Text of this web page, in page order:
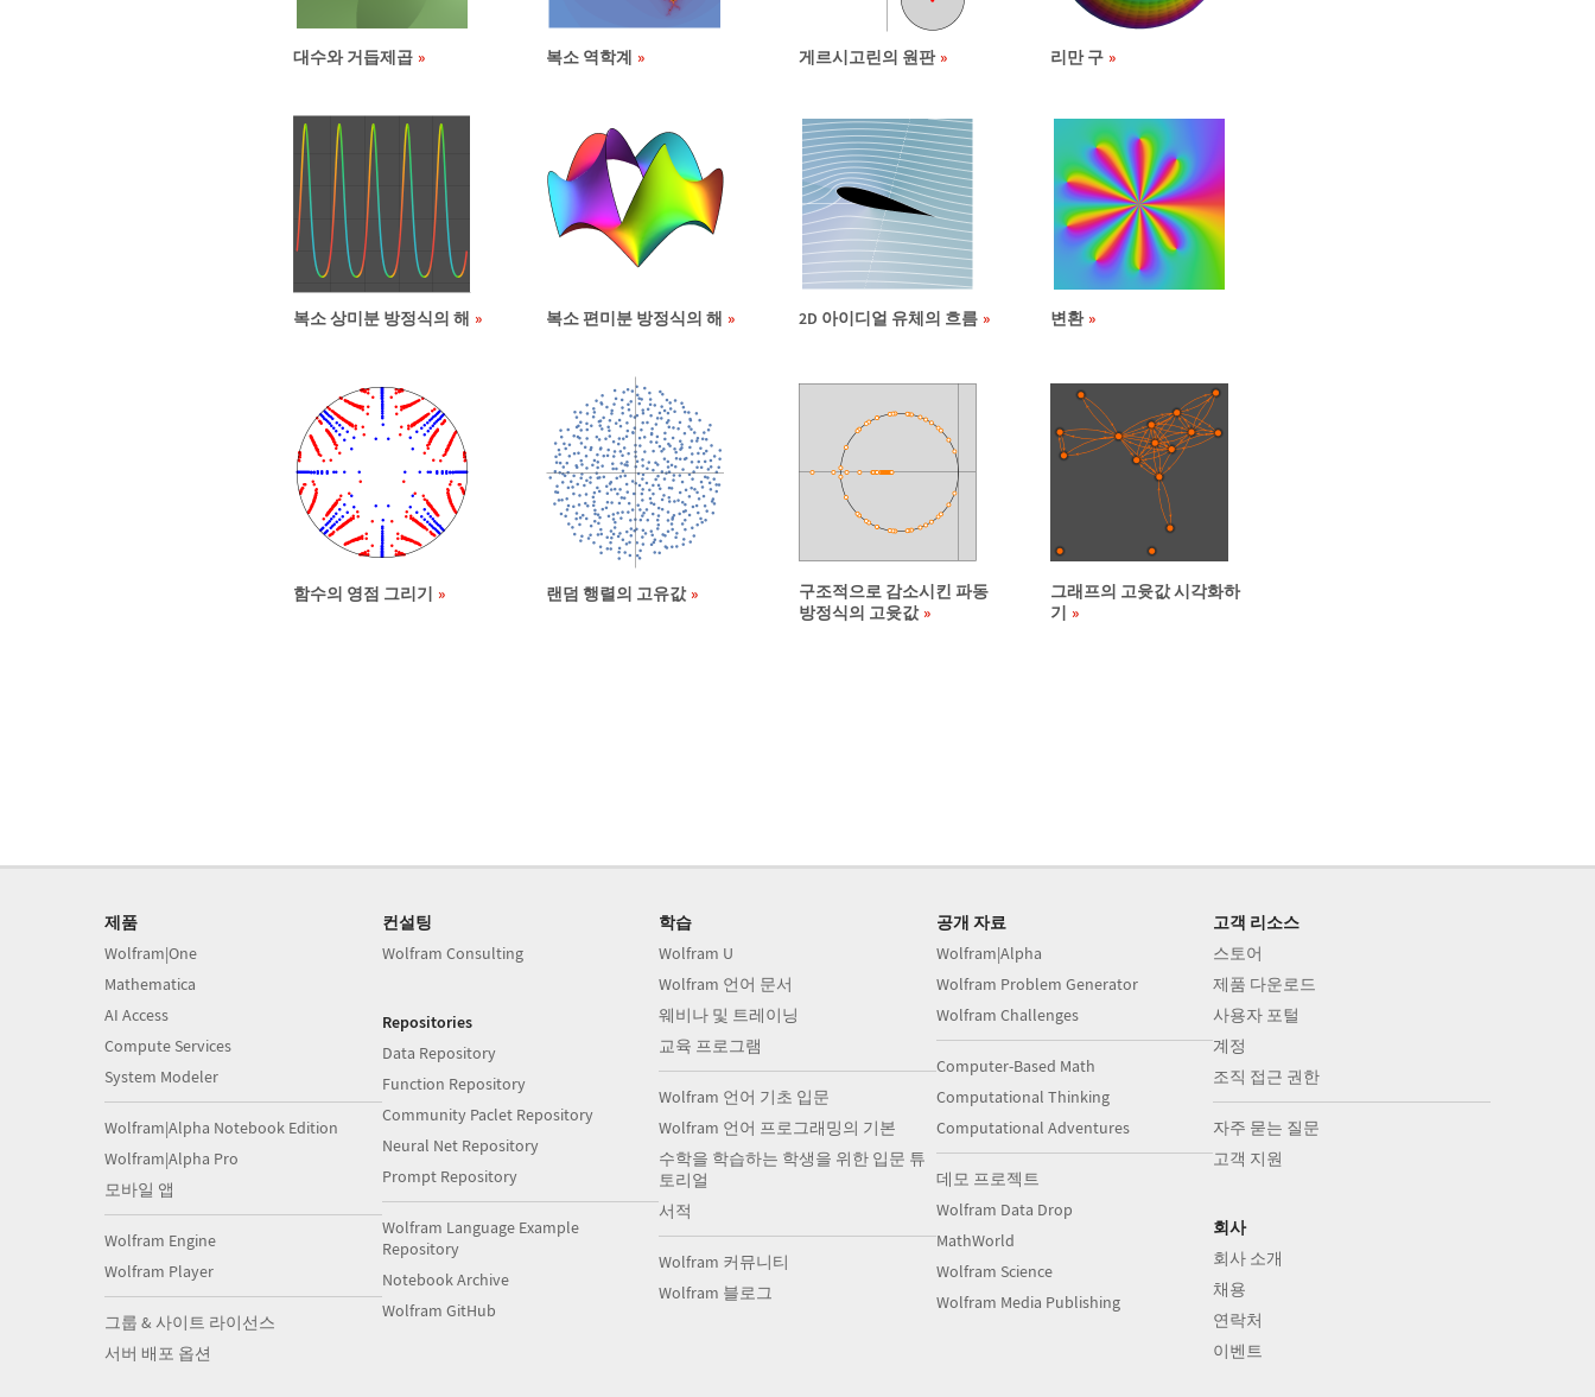
대수와 거듭제곱 복소 역학계 게르시고린의 원판 리만 구
복소 상미분 방정식의 해 복소 편미분 방정식의 해 2D 아이디얼 유체의 흐름 변환
함수의 영점 그리기 랜덤 행렬의 고유값
구조적으로 감소시킨 파동
방정식의 고윳값
그래프의 고윳값 시각화하
기
제품
Wolfram|One
Mathematica
AI Access
Compute Services
System Modeler
Wolfram|Alpha Notebook Edition
Wolfram|Alpha Pro
모바일 앱
Wolfram Engine
Wolfram Player
그룹 & 사이트 라이선스
서버 배포 옵션
컨설팅
Wolfram Consulting
Repositories
Data Repository
Function Repository
Community Paclet Repository
Neural Net Repository
Prompt Repository
Wolfram Language Example
Repository
Notebook Archive
Wolfram GitHub
학습
Wolfram U
Wolfram 언어 문서
웨비나 및 트레이닝
교육 프로그램
Wolfram 언어 기초 입문
Wolfram 언어 프로그래밍의 기본
수학을 학습하는 학생을 위한 입문 튜
토리얼
서적
Wolfram 커뮤니티
Wolfram 블로그
공개 자료
Wolfram|Alpha
Wolfram Problem Generator
Wolfram Challenges
Computer-Based Math
Computational Thinking
Computational Adventures
데모 프로젝트
Wolfram Data Drop
MathWorld
Wolfram Science
Wolfram Media Publishing
고객 리소스
스토어
제품 다운로드
사용자 포털
계정
조직 접근 권한
자주 묻는 질문
고객 지원
회사
회사 소개
채용
연락처
이벤트